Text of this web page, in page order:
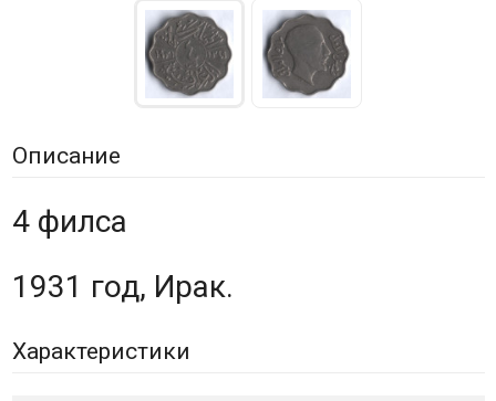
Описание
4 филса
1931 год, Ирак.
Характеристики